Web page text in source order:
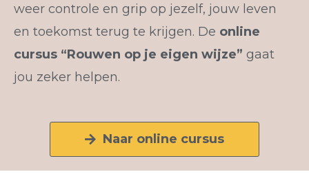
weer controle en grip op jezelf, jouw leven
en toekomst terug te krijgen. De online
cursus “Rouwen op je eigen wijze” gaat
jou zeker helpen.
Naar online cursus